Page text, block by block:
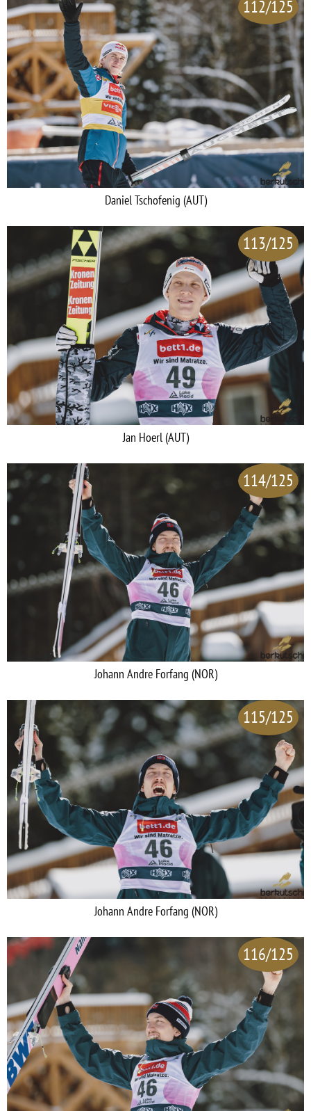
112/125
Daniel Tschofenig (AUT)
113/125
Jan Hoerl (AUT)
114/125
Johann Andre Forfang (NOR)
115/125
Johann Andre Forfang (NOR)
116/125